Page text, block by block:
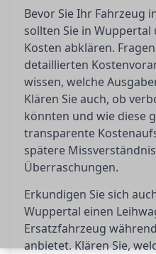
Bevor Sie Ihr Fahrzeug
sollten Sie in
Kosten abklären.
detaillierten
wissen, welche
Klären Sie auch, ob
könnten und wie diese
transparente
spätere
Überraschungen.
Erkundigen Sie sich
Wuppertal einen
Ersatzfahrzeug
anbietet. Klären Sie,